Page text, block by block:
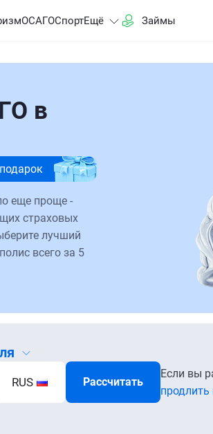
ОСАГОСпортЕщё Займы
в
еще проще -
страховых
лучший
всего за 5
RUS Рассчитать
Если вы
продлить